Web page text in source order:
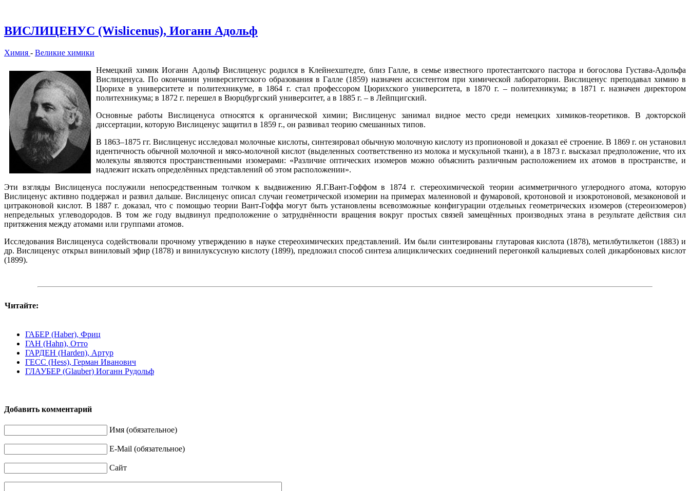
ВИСЛИЦЕНУС (Wislicenus), Иоганн Адольф
Химия - Великие химики
Немецкий химик Иоганн Адольф Вислиценус родился в Клейнехштедте, близ Галле, в семье известного протестантского пастора и богослова Густава-Адольфа
Вислиценуса. По окончании университетского образования в Галле (1859) назначен ассистентом при химической лаборатории. Вислиценус преподавал химию в
Цюрихе в университете и политехникуме, в 1864 г. стал профессором Цюрихского университета, в 1870 г. – политехникума; в 1871 г. назначен директором
политехникума; в 1872 г. перешел в Вюрцбургский университет, а в 1885 г. – в Лейпцигский.
Основные работы Вислиценуса относятся к органической химии; Вислиценус занимал видное место среди немецких химиков-теоретиков. В докторской
диссертации, которую Вислиценус защитил в 1859 г., он развивал теорию смешанных типов.
В 1863–1875 гг. Вислиценус исследовал молочные кислоты, синтезировал обычную молочную кислоту из пропионовой и доказал её строение. В 1869 г. он установил
идентичность обычной молочной и мясо-молочной кислот (выделенных соответственно из молока и мускульной ткани), а в 1873 г. высказал предположение, что их
молекулы являются пространственными изомерами: «Различие оптических изомеров можно объяснить различным расположением их атомов в пространстве, и
надлежит искать определённых представлений об этом расположении».
Эти взгляды Вислиценуса послужили непосредственным толчком к выдвижению Я.Г.Вант-Гоффом в 1874 г. стереохимической теории асимметричного углеродного атома, которую
Вислиценус активно поддержал и развил дальше. Вислиценус описал случаи геометрической изомерии на примерах малеиновой и фумаровой, кротоновой и изокротоновой, мезаконовой и
цитраконовой кислот. В 1887 г. доказал, что с помощью теории Вант-Гоффа могут быть установлены всевозможные конфигурации отдельных геометрических изомеров (стереоизомеров)
непредельных углеводородов. В том же году выдвинул предположение о затруднённости вращения вокруг простых связей замещённых производных этана в результате действия сил
притяжения между атомами или группами атомов.
Исследования Вислиценуса содействовали прочному утверждению в науке стереохимических представлений. Им были синтезированы глутаровая кислота (1878), метилбутилкетон (1883) и
др. Вислиценус открыл виниловый эфир (1878) и винилуксусную кислоту (1899), предложил способ синтеза алициклических соединений перегонкой кальциевых солей дикарбоновых кислот
(1899).
Читайте:
ГАБЕР (Haber), Фриц
ГАН (Hahn), Отто
ГАРДЕН (Harden), Артур
ГЕСС (Hess), Герман Иванович
ГЛАУБЕР (Glauber) Иоганн Рудольф
Добавить комментарий
Имя (обязательное)
E-Mail (обязательное)
Сайт